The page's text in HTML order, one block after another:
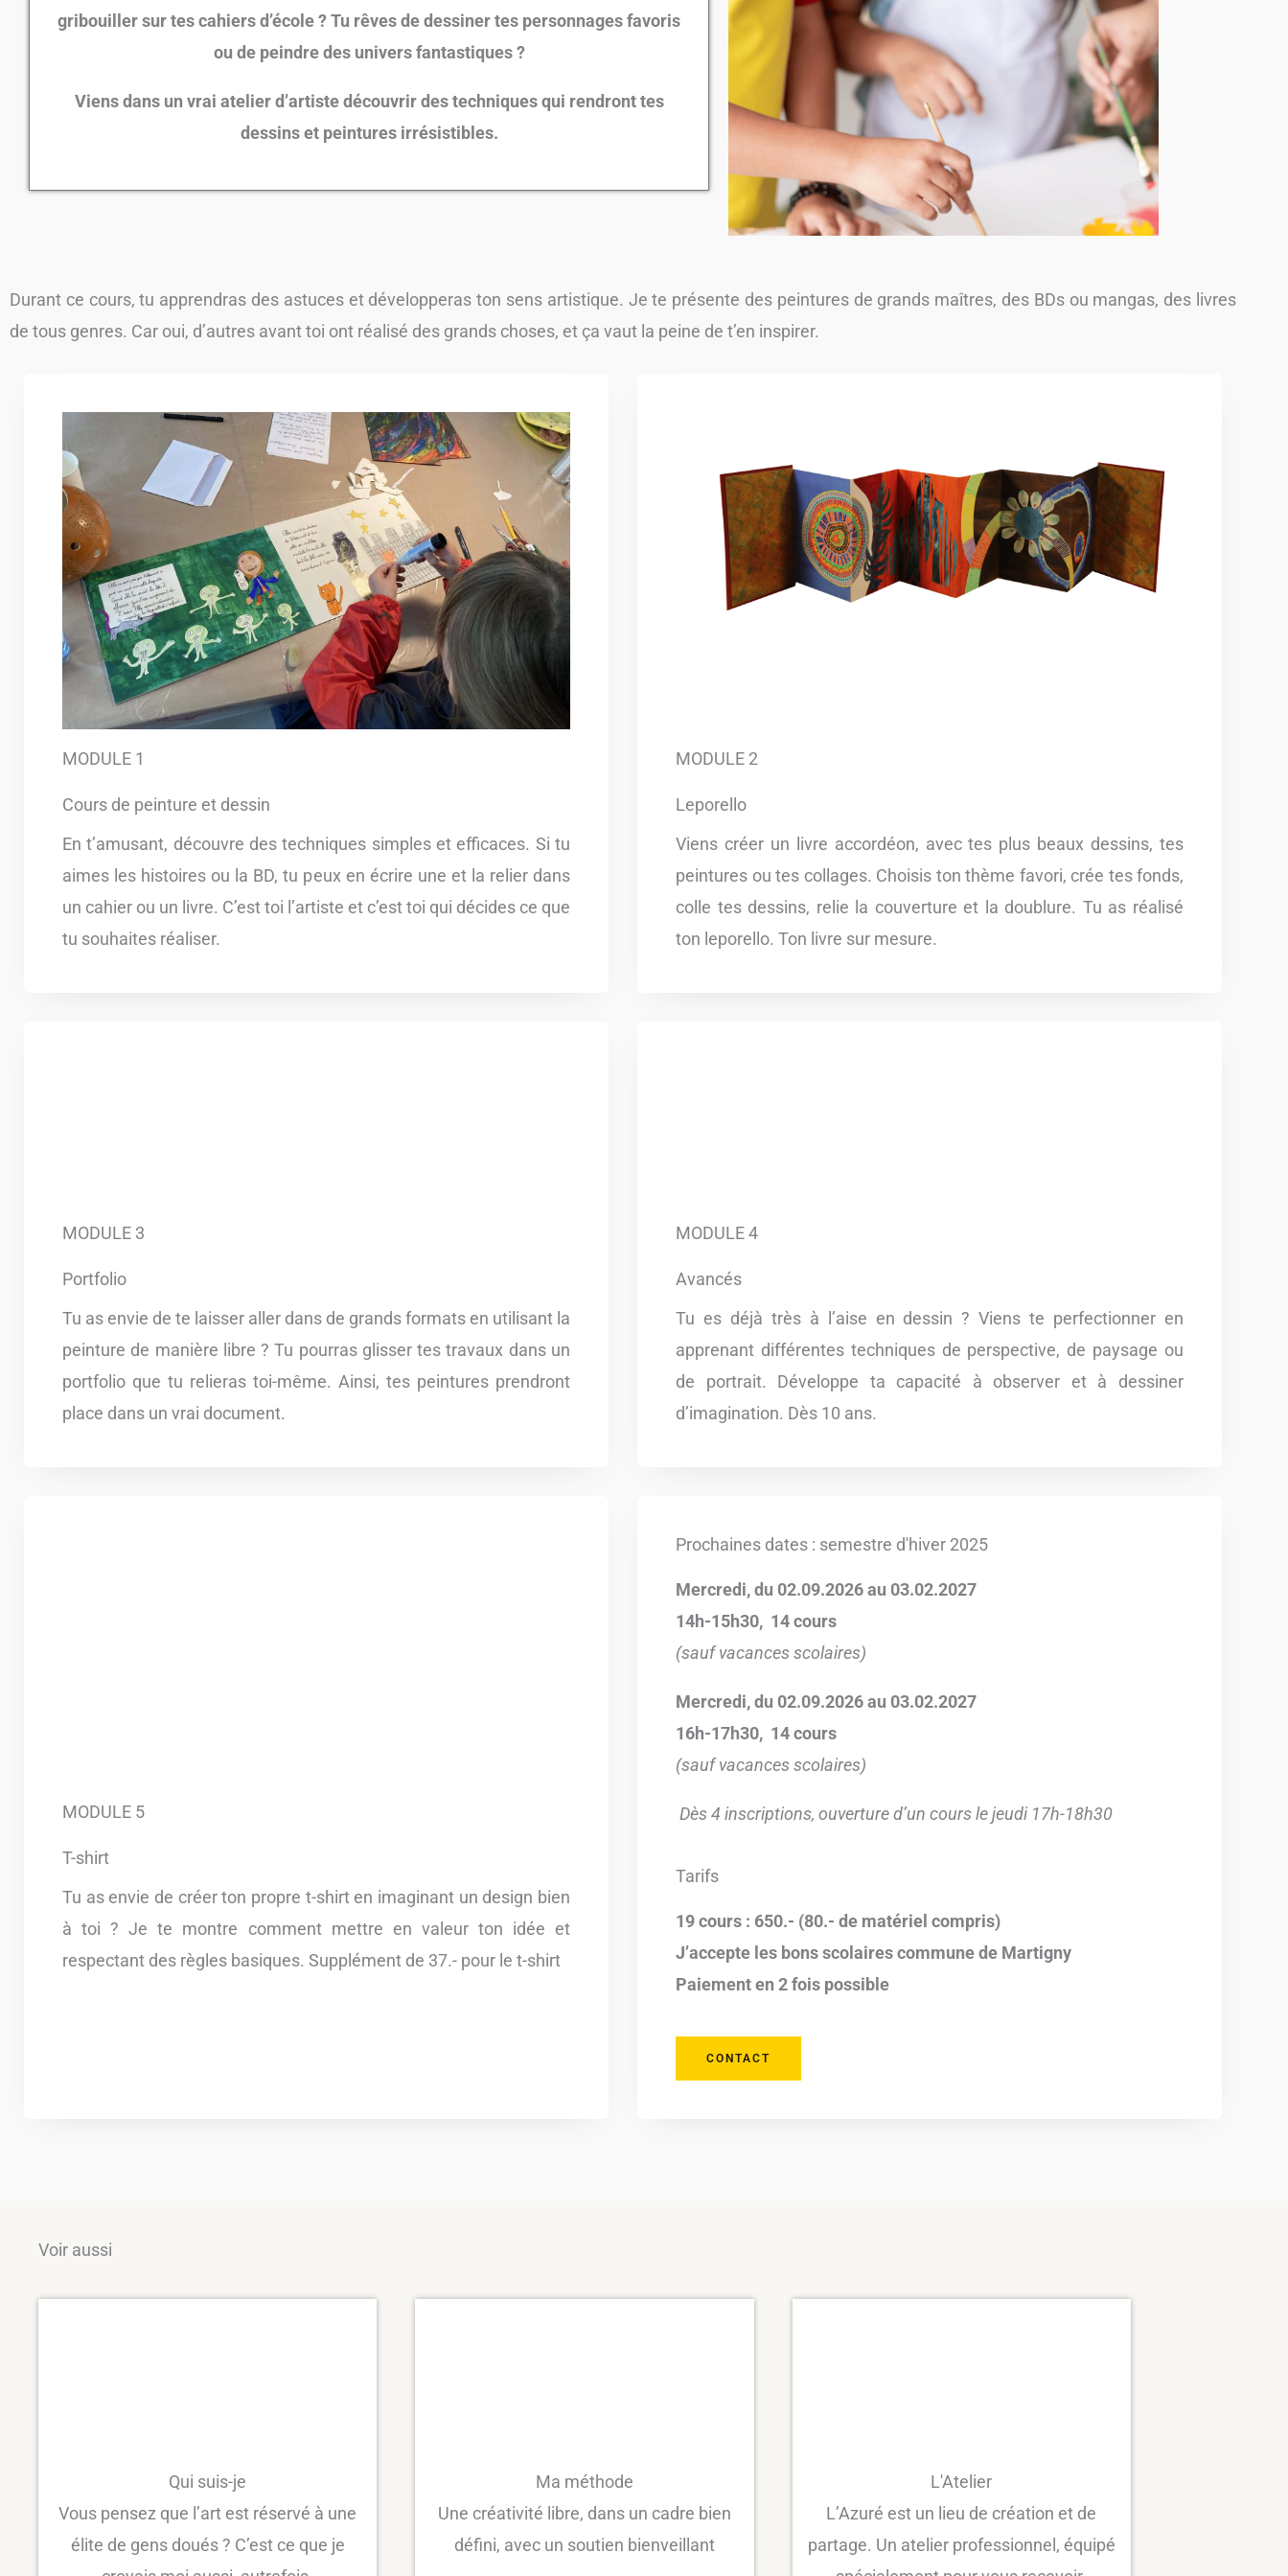
gribouiller sur tes cahiers d’école ? Tu rêves de dessiner tes personnages favoris
ou de peindre des univers fantastiques ?
Viens dans un vrai atelier d’artiste découvrir des techniques qui rendront tes
dessins et peintures irrésistibles.
Durant ce cours, tu apprendras des astuces et développeras ton sens artistique. Je te présente des peintures de grands maîtres, des BDs ou mangas, des livres
de tous genres. Car oui, d’autres avant toi ont réalisé des grands choses, et ça vaut la peine de t’en inspirer.
MODULE 1
Cours de peinture et dessin
En t’amusant, découvre des techniques simples et efficaces. Si tu
aimes les histoires ou la BD, tu peux en écrire une et la relier dans
un cahier ou un livre. C’est toi l’artiste et c’est toi qui décides ce que
tu souhaites réaliser.
MODULE 2
Leporello
Viens créer un livre accordéon, avec tes plus beaux dessins, tes
peintures ou tes collages. Choisis ton thème favori, crée tes fonds,
colle tes dessins, relie la couverture et la doublure. Tu as réalisé
ton leporello. Ton livre sur mesure.
MODULE 3
Portfolio
Tu as envie de te laisser aller dans de grands formats en utilisant la
peinture de manière libre ? Tu pourras glisser tes travaux dans un
portfolio que tu relieras toi-même. Ainsi, tes peintures prendront
place dans un vrai document.
MODULE 4
Avancés
Tu es déjà très à l’aise en dessin ? Viens te perfectionner en
apprenant différentes techniques de perspective, de paysage ou
de portrait. Développe ta capacité à observer et à dessiner
d’imagination. Dès 10 ans.
MODULE 5
T-shirt
Tu as envie de créer ton propre t-shirt en imaginant un design bien
à toi ? Je te montre comment mettre en valeur ton idée et
respectant des règles basiques. Supplément de 37.- pour le t-shirt
Prochaines dates : semestre d'hiver 2025
Mercredi, du 02.09.2026 au 03.02.2027
14h-15h30, 14 cours
(sauf vacances scolaires)
Mercredi,du 02.09.2026 au 03.02.2027
16h-17h30, 14 cours
(sauf vacances scolaires)
Dès 4 inscriptions, ouverture d’un cours le jeudi 17h-18h30
Tarifs
19 cours : 650.- (80.- de matériel compris)
J’accepte les bons scolaires commune de Martigny
Paiement en 2 fois possible
CONTACT
Voir aussi
Qui suis-je
Vous pensez que l’art est réservé à une
élite de gens doués ? C’est ce que je
Ma méthode
Une créativité libre, dans un cadre bien
défini, avec un soutien bienveillant
L'Atelier
L’Azuré est un lieu de création et de
partage. Un atelier professionnel, équipé